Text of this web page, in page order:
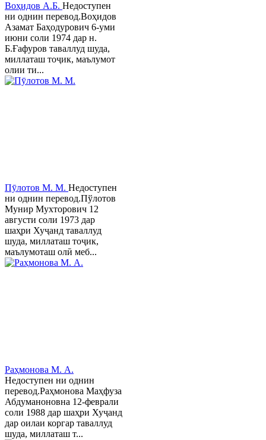
Воҳидов А.Б. Недоступен
ни однин перевод.Воҳидов
Азамат Баҳодурович 6-уми
июни соли 1974 дар н.
Б.Ғафуров таваллуд шуда,
миллаташ тоҷик, маълумот
олии ти...
Пӯлотов М. М. Недоступен
ни однин перевод.Пўлотов
Мунир Мухторович 12
августи соли 1973 дар
шаҳри Хуҷанд таваллуд
шуда, миллаташ тоҷик,
маълумоташ олӣ меб...
Раҳмонова М. А.
Недоступен ни однин
перевод.Раҳмонова Маҳфуза
Абдуманоновна 12-феврали
соли 1988 дар шаҳри Хуҷанд
дар оилаи коргар таваллуд
шуда, миллаташ т...